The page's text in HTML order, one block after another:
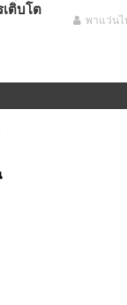
เติบโต
พาแว่นไ